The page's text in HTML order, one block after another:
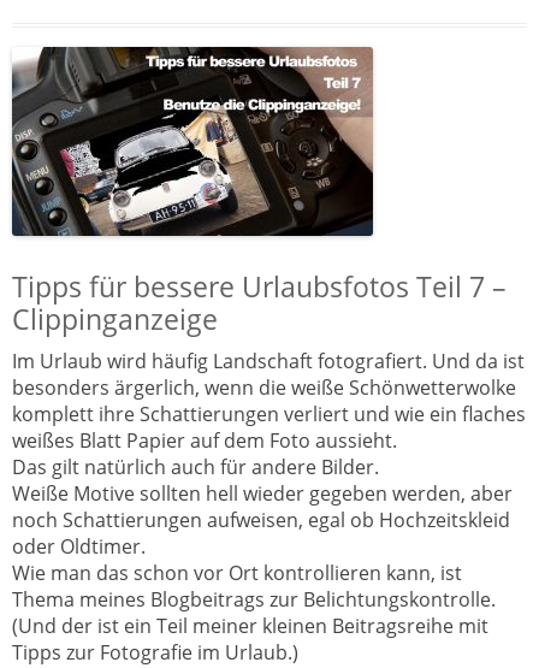
Tipps für bessere Urlaubsfotos Teil 7 –
Clippinganzeige
Im Urlaub wird häufig Landschaft fotografiert. Und da ist
besonders ärgerlich, wenn die weiße Schönwetterwolke
komplett ihre Schattierungen verliert und wie ein flaches
weißes Blatt Papier auf dem Foto aussieht.
Das gilt natürlich auch für andere Bilder.
Weiße Motive sollten hell wieder gegeben werden, aber
noch Schattierungen aufweisen, egal ob Hochzeitskleid
oder Oldtimer.
Wie man das schon vor Ort kontrollieren kann, ist
Thema meines Blogbeitrags zur Belichtungskontrolle.
(Und der ist ein Teil meiner kleinen Beitragsreihe mit
Tipps zur Fotografie im Urlaub.)